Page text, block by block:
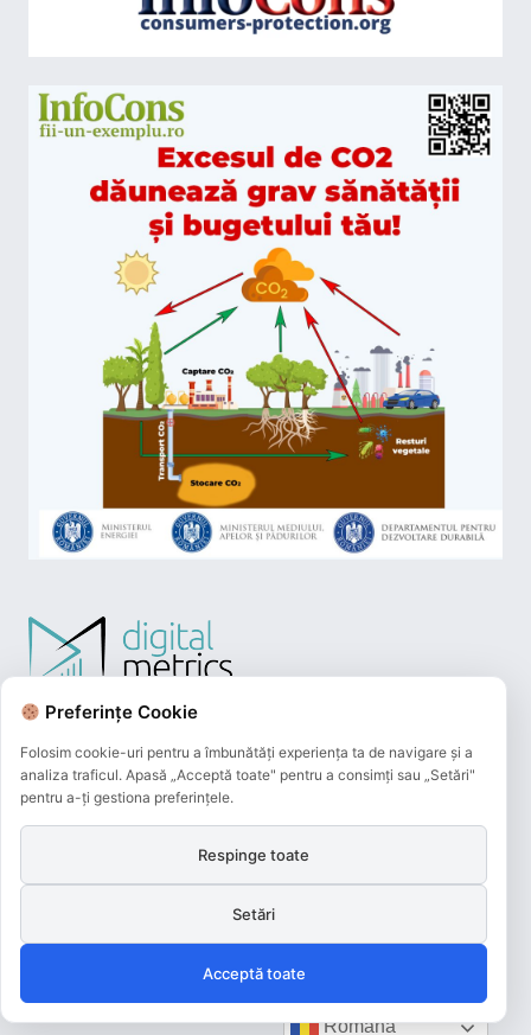
Plățile online efectuate pe acest site
sunt procesate de către Netopia Payments
și beneficiază de 3D-Secure.
Română
Preferințe Cookie
Folosim cookie-uri pentru a îmbunătăți experiența ta de navigare și a
analiza traficul. Apasă „Acceptă toate" pentru a consimți sau „Setări"
pentru a-ți gestiona preferințele.
Respinge toate
Setări
Acceptă toate